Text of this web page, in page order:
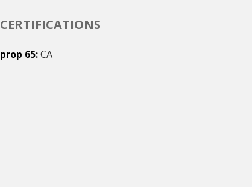
CERTIFICATIONS
prop 65 CA